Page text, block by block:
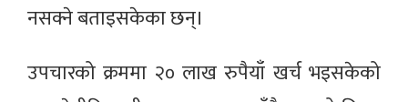
नसक्ने बताइसकेका छन्।
उपचारको क्रममा २० लाख रुपैयाँ खर्च भइसकेको